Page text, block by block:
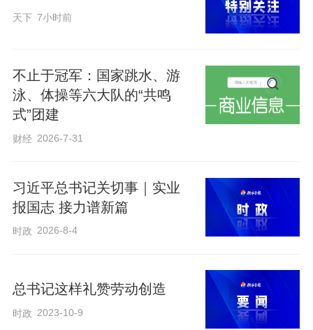
天下 7小时前
不止于冠军：国家跳水、游
泳、体操等六大队的“共鸣
式”团建
财经 2026-7-31
习近平总书记关切事｜实业
报国志 接力谱新篇
时政 2026-8-4
总书记这样礼赞劳动创造
时政 2023-10-9